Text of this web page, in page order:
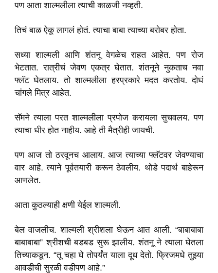
पण आता शाल्मलीला त्याची काळजी नव्हती.
तिचं बाळ ऐकू लागलं होतं. त्याचा बाबा त्याच्या बरोबर होता.
सध्या शाल्मली आणि शंतनू वेगळेच राहत आहेत. पण रोज
भेटतात. रात्रीचं जेवण एकत्र घेतात. शंतनूने नुकताच नवा
फ्लॅट घेतलाय. तो शाल्मलीला हरप्रकारे मदत करतोय. दोघं
चांगले मित्र आहेत.
सॅमने त्याला परत शाल्मलीला प्रपोज करायला सुचवलय. पण
त्याचा धीर होत नाहीय. आहे ती मैत्रीही जायची.
पण आज तो ठरवूनच आलाय. आज त्याच्या फ्लॅटवर जेवण्याचा
वार आहे. त्याने पूर्वतयारी करून ठेवलीय. थोडे पदार्थ बाहेरून
आणलेत.
आता कुठल्याही क्षणी येईल शाल्मली.
बेल वाजलीच. शाल्मली श्रीशला घेऊन आत आली. “बाबाबाबा
बाबाबाबा” श्रीशची बडबड सुरू झालीय. शंतनू ने त्याला घेतला
तिच्याकडून. “तू चहा घे तोपर्यंत याला दूध देतो. फ्रिजमधे तुझ्या
आवडीची सुरळी वडीपण आहे.”